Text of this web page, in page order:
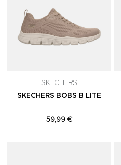
SKECHERS
SKECHERS BOBS B LITE
59,99 €